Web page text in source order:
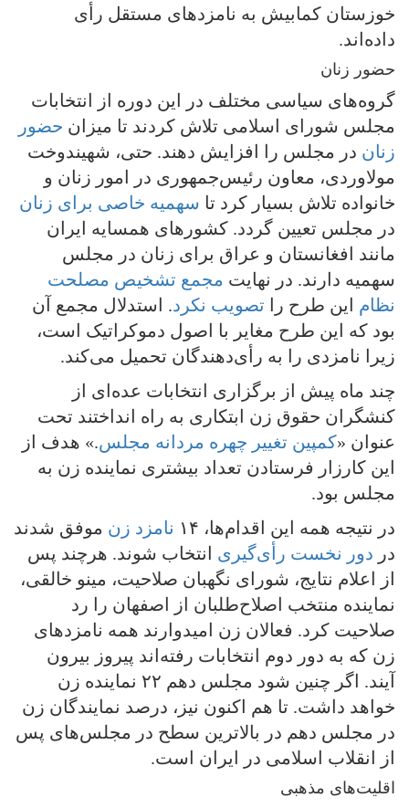
خوزستان کمابیش به نامزدهای مستقل رأی
داده‌اند.
حضور زنان
گروه‌های سیاسی مختلف در این دوره از انتخابات
مجلس شورای اسلامی تلاش کردند تا میزان حضور
زنان در مجلس را افزایش دهند. حتی، شهیندوخت
مولاوردی، معاون رئیس‌جمهوری در امور زنان و
خانواده تلاش بسیار کرد تا سهمیه خاصی برای زنان
در مجلس تعیین گردد. کشورهای همسایه ایران
مانند افغانستان و عراق برای زنان در مجلس
سهمیه دارند. در نهایت مجمع تشخیص مصلحت
نظام این طرح را تصویب نکرد. استدلال مجمع آن
بود که این طرح مغایر با اصول دموکراتیک است،
زیرا نامزدی را به رأی‌دهندگان تحمیل می‌کند.
چند ماه پیش از برگزاری انتخابات عده‌ای از
کنشگران حقوق زن ابتکاری به راه انداختند تحت
عنوان «کمپین تغییر چهره مردانه مجلس.» هدف از
این کارزار فرستادن تعداد بیشتری نماینده زن به
مجلس بود.
در نتیجه همه این اقدام‌ها، ۱۴
نامزد زن موفق شدند
در دور نخست رأی‌گیری انتخاب شوند. هرچند پس
از اعلام نتایج، شورای نگهبان صلاحیت، مینو خالقی،
نماینده منتخب اصلاح‌طلبان از اصفهان را رد
صلاحیت کرد. فعالان زن امیدوارند همه نامزدهای
زن که به دور دوم انتخابات رفته‌اند پیروز بیرون
آیند. اگر چنین شود مجلس دهم ۲۲ نماینده زن
خواهد داشت. تا هم اکنون نیز، درصد نمایندگان زن
در مجلس دهم در بالاترین سطح در مجلس‌های پس
از انقلاب اسلامی در ایران است.
اقلیت‌های مذهبی